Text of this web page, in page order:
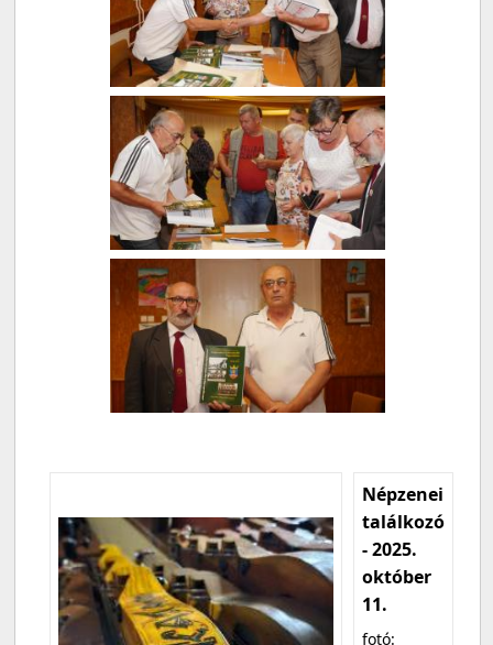
Népzenei
találkozó
- 2025.
október
11.
fotó: